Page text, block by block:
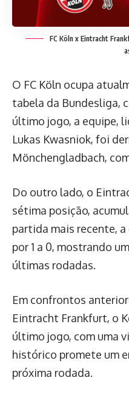
FC Köln x Eintracht
O FC Köln ocupa
tabela da Bundesliga,
último jogo, a equipe,
Lukas Kwasniok, foi
Mönchengladbach,
Do outro lado, o
sétima posição,
partida mais recente,
por 1 a 0, mostrando
últimas rodadas.
Em confrontos
Eintracht Frankfurt, o
último jogo, com uma
histórico promete um
próxima rodada.